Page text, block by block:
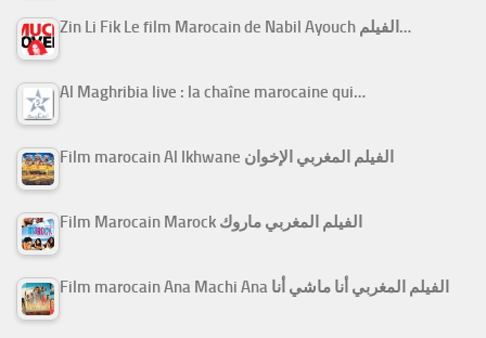
Zin Li Fik Le film Marocain de Nabil Ayouch الفيلم…
Al Maghribia live : la chaîne marocaine qui…
Film marocain Al Ikhwane الفيلم المغربي الإخوان
Film Marocain Marock الفيلم المغربي ماروك
Film marocain Ana Machi Ana الفيلم المغربي أنا ماشي أنا